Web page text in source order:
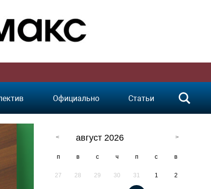
Официально Статьи
август 2026
п в с ч п с в
27 28 29 30 31 1 2